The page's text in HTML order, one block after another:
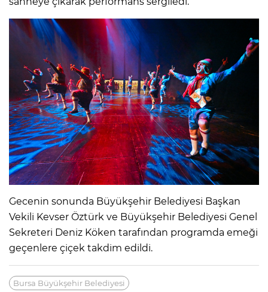
Gecenin sonunda Büyükşehir Belediyesi Başkan
Vekili Kevser Öztürk ve Büyükşehir Belediyesi Genel
Sekreteri Deniz Köken tarafından programda emeği
geçenlere çiçek takdim edildi.
Bursa Büyükşehir Belediyesi